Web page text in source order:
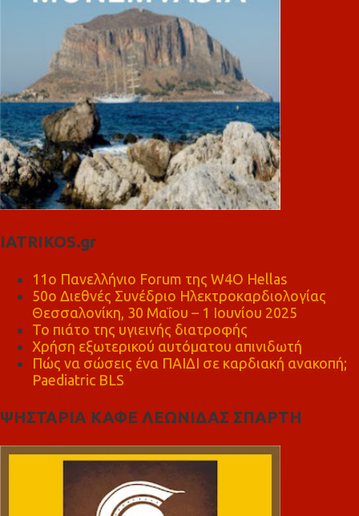
IATRIKOS.gr
11ο Πανελλήνιο Forum της W4O Hellas
50ο Διεθνές Συνέδριο Ηλεκτροκαρδιολογίας
Θεσσαλονίκη, 30 Μαΐου – 1 Ιουνίου 2025
Το πιάτο της υγιεινής διατροφής
Χρήση εξωτερικού αυτόματου απινιδωτή
Πώς να σώσεις ένα ΠΑΙΔΙ σε καρδιακή ανακοπή;
Paediatric BLS
ΨΗΣΤΑΡΙΑ ΚΑΦΕ ΛΕΩΝΙΔΑΣ ΣΠΑΡΤΗ